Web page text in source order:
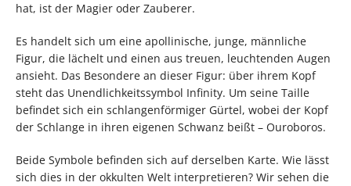
hat, ist der Magier oder Zauberer.
Es handelt sich um eine apollinische, junge, männliche
Figur, die lächelt und einen aus treuen, leuchtenden Augen
ansieht. Das Besondere an dieser Figur: über ihrem Kopf
steht das Unendlichkeitssymbol Infinity. Um seine Taille
befindet sich ein schlangenförmiger Gürtel, wobei der Kopf
der Schlange in ihren eigenen Schwanz beißt – Ouroboros.
Beide Symbole befinden sich auf derselben Karte. Wie lässt
sich dies in der okkulten Welt interpretieren? Wir sehen die